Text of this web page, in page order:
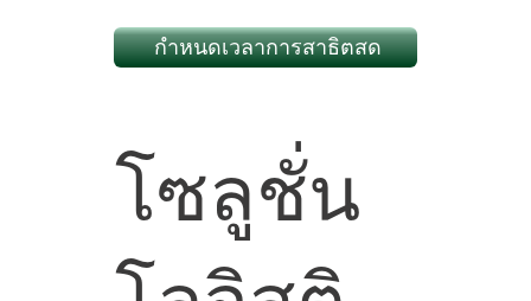
กําหนดเวลาการสาธิตสด
โซลูชั่น